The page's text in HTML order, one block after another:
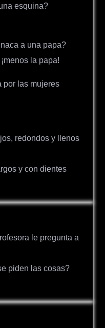
esquina?
a una papa?
la papa!
por las mujeres
redondos y llenos
y con dientes
le pregunta a
piden las cosas?